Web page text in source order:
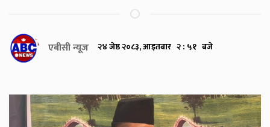
एबीसी न्यूज २४ जेष्ठ २०८३, आइतबार २ : ५१ बजे